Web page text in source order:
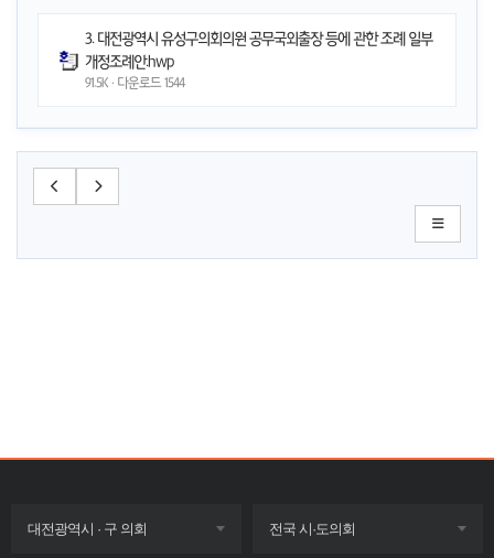
3. 대전광역시 유성구의회의원 공무국외출장 등에 관한 조례 일부
개정조례안.hwp
91.5K · 다운로드 1544
대전광역시 · 구 의회 전국 시·도의회